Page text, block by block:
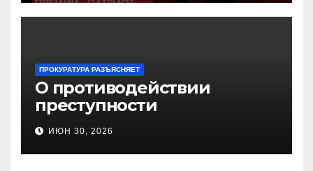
ПРОКУРАТУРА РАЗЪЯСНЯЕТ
О противодействии
преступности
несовершеннолетних и
нарушению их прав
ИЮН 30, 2026